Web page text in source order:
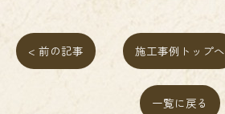
< 前の記事 施工事例トップへ
一覧に戻る